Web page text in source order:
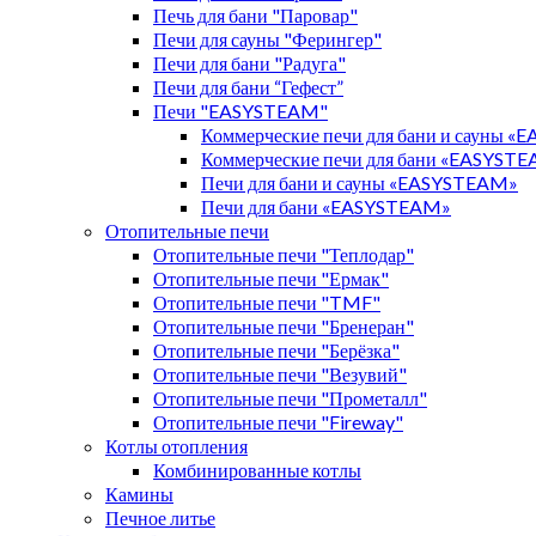
Печь для бани "Паровар"
Печи для сауны "Ферингер"
Печи для бани "Радуга"
Печи для бани “Гефест”
Печи "EASYSTEAM"
Коммерческие печи для бани и сауны
Коммерческие печи для бани
Печи для бани и сауны «EASYSTEAM»
Печи для бани «EASYSTEAM»
Отопительные печи
Отопительные печи "Теплодар"
Отопительные печи "Ермак"
Отопительные печи "TMF"
Отопительные печи "Бренеран"
Отопительные печи "Берёзка"
Отопительные печи "Везувий"
Отопительные печи "Прометалл"
Отопительные печи "Fireway"
Котлы отопления
Комбинированные котлы
Камины
Печное литье